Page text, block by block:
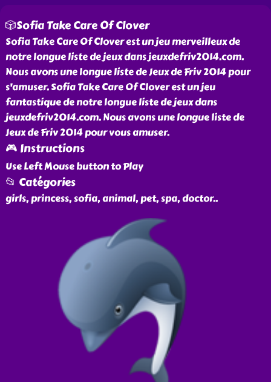
🎲Sofia Take Care Of Clover
Sofia Take Care Of Clover est un jeu merveilleux de
notre longue liste de jeux dans jeuxdefriv2014.com.
Nous avons une longue liste de Jeux de Friv 2014 pour
s'amuser. Sofia Take Care Of Clover est un jeu
fantastique de notre longue liste de jeux dans
jeuxdefriv2014.com. Nous avons une longue liste de
Jeux de Friv 2014 pour vous amuser.
🎮 Instructions
Use Left Mouse button to Play
📂 Catégories
girls, princess, sofia, animal, pet, spa, doctor..